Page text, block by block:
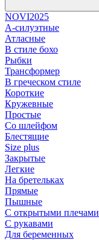
NOVI2025
А-силуэтные
Атласные
В стиле бохо
Рыбки
Трансформер
В греческом стиле
Короткие
Кружевные
Простые
Со шлейфом
Блестящие
Size plus
Закрытые
Легкие
На бретельках
Прямые
Пышные
С открытыми плечами
С рукавами
Для беременных